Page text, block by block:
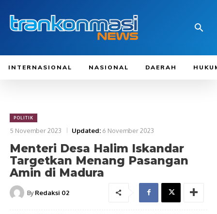
INTERNASIONAL NASIONAL DAERAH
POLITIK
5 November 2023 Updated: 6 November 2023
Menteri Desa Halim Iskandar
Targetkan Menang Pasangan
Amin di Madura
By Redaksi 02